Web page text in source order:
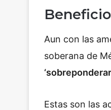
Aun con las
soberana de
Estas son las